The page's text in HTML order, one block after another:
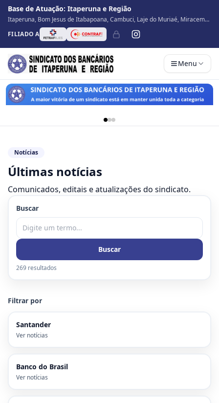
Base de Atuação: Itaperuna e Região
Itaperuna, Bom Jesus de Itabapoana, Cambuci, Laje do Muriaé, Miracema,
Natividade, Porciúncula, São José de Ubá, Santo Antônio de Pádua, Varre
Sai
FILIADO A
Menu
Notícias
Últimas notícias
Comunicados, editais e atualizações do sindicato.
Buscar
Buscar
269 resultados
Filtrar por
Santander
Ver notícias
Banco do Brasil
Ver notícias